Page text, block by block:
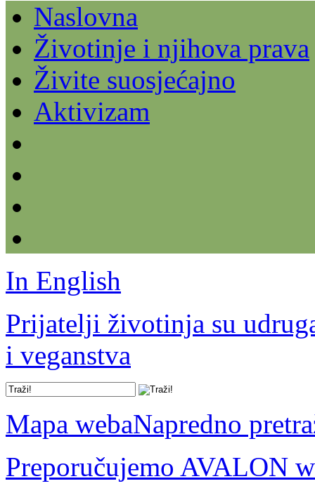
Naslovna
Životinje i njihova prava
Živite suosjećajno
Aktivizam
In English
Prijatelji životinja su
i veganstva
Mapa webaNapredno
Preporučujemo AVALON